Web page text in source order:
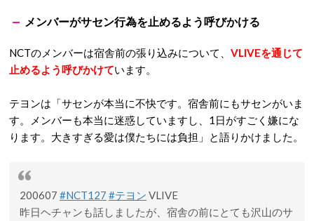
メンバーがサセン行為を止めるよう呼びかける
NCTのメンバーは宿舎前の張り込みについて、 VLIVEを通じて
止めるよう呼びかけています。
テヨンは「サセンが本当に不快です。宿舎前にもサセンがいま
す。メンバーも本当に迷惑していますし、1日がすごく嫌にな
ります。大きすぎる愛は僕たちには負担」と語りかけました。
200607 #NCT127 #テヨン VLIVE
昨日ヘチャンも話しましたが、宿舎の前にとても沢山のサ